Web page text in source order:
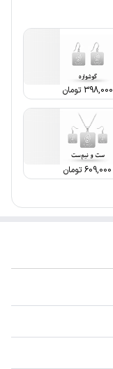
398,000 تومان
609,000تومان